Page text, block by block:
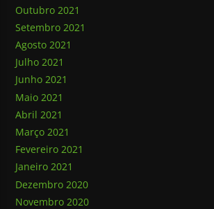
Outubro 2021
Setembro 2021
Agosto 2021
Julho 2021
Junho 2021
Maio 2021
Abril 2021
Março 2021
Fevereiro 2021
Janeiro 2021
Dezembro 2020
Novembro 2020